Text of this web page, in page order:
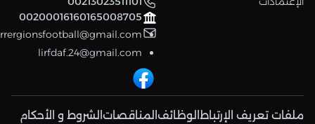
00200016160165008705
lirfdaf.24@gmail.com
ملفات تعريف الإرتباط الوظائف المناقصات الشروط و الأحكام